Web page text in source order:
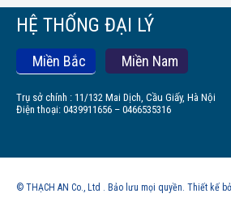
HỆ THỐNG ĐẠI LÝ
Miền Bắc Miền Nam
Trụ sở chính : 11/132 Mai Dịch, Cầu Giấy, Hà Nội
Điện thoại: 0439911656 – 0466535316
© THẠCH AN Co., Ltd . Bảo lưu mọi quyền. Thiết kế